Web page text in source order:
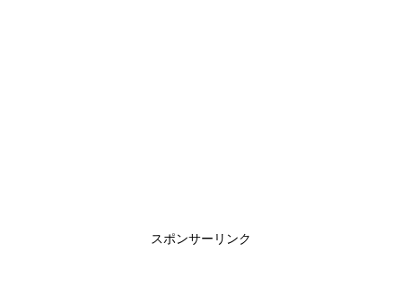
スポンサーリンク